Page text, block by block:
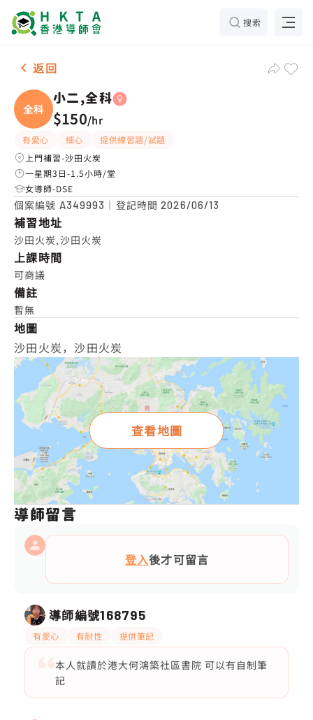
搜索
女-1名 小二,全科，沙田火炭 補習推介
返回
全科
小二,全科
$150/hr
有愛心 細心
提供練習題/試題
上門補習-沙田火炭
一星期3日-1.5小時/堂
女導師-DSE
個案編號 A349993 ｜登記時間2026/06/13
補習地址
沙田火炭,沙田火炭
上課時間
可商議
備註
暫無
地圖
沙田火炭，沙田火炭
查看地圖
導師留言
登入後才可留言
導師編號168795
有愛心 有耐性 提供筆記
本人就讀於港大何鴻築社區書院 可以有自制筆
記